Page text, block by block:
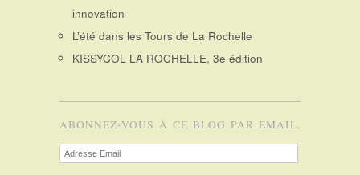
innovation
L’été dans les Tours de La Rochelle
KISSYCOL LA ROCHELLE, 3e édition
ABONNEZ-VOUS À CE BLOG PAR EMAIL.
Adresse
Email